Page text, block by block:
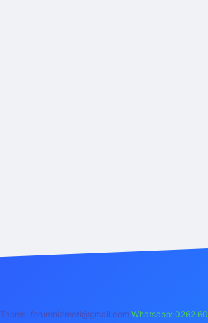
Teams: forumhizmeti@gmail.com Whatsapp: 0262